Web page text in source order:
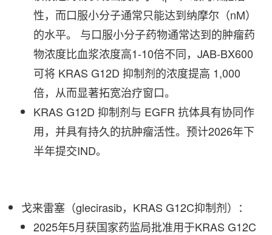
性，而口服小分子通常只能达到纳摩尔（nM）
的水平。 与口服小分子药物通常达到的肿瘤药
物浓度比血浆浓度高1-10倍不同，JAB-BX600
可将 KRAS G12D 抑制剂的浓度提高 1,000
倍，从而显著拓宽治疗窗口。
KRAS G12D 抑制剂与 EGFR 抗体具有协同作
用，并具有持久的抗肿瘤活性。预计2026年下
半年提交IND。
戈来雷塞（glecirasib，KRAS G12C抑制剂）：
2025年5月获国家药监局批准用于KRAS G12C